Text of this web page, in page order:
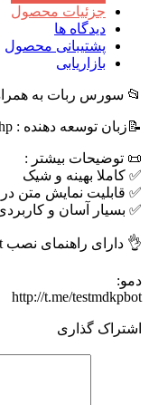
جزئیات محصول
دیدگاه ها
پشتیبانی محصول
بازاریابی
📂 سورس ربات به
📝زبان توسعه دهنده : Php
📜 توضیحات بیشتر :
✅ کاملا بهینه و شیک
✅ قابلیت نمایش متن در
✅ بسیار آسان و
👌 دارای راهنمای نصب help.txt
دمو:
http://t.me/testmdkpbot
اشتراک گذاری